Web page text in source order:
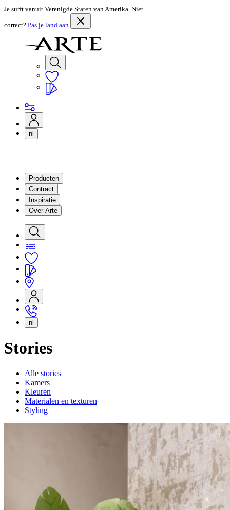
Je surft vanuit Verenigde Staten van Amerika. Niet
correct? Pas je land aan
nl
Producten
Contract
Inspiratie
Over Arte
nl
Stories
Alle stories
Kamers
Kleuren
Materialen en texturen
Styling